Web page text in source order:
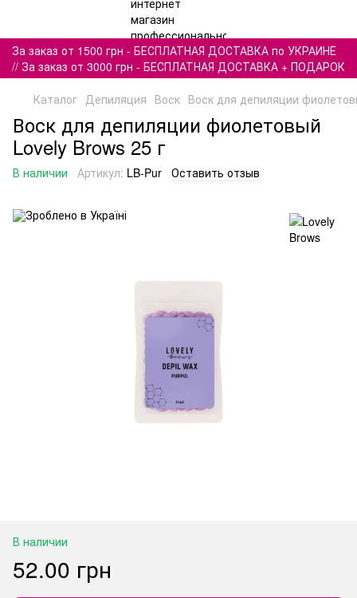
За заказ от 1500 грн - БЕСПЛАТНАЯ ДОСТАВКА по УКРАИНЕ
// За заказ от 3000 грн - БЕСПЛАТНАЯ ДОСТАВКА + ПОДАРОК
Каталог Депиляция Воск Воск для депиляции
Воск для депиляции фиолетовый
Lovely Brows 25 г
В наличии Артикул: LB-Pur Оставить отзыв
В наличии
52.00 грн